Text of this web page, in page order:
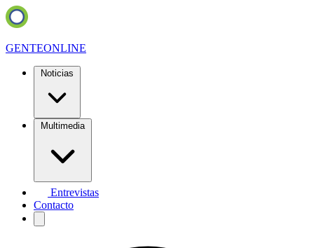
GENTEONLINE
Noticias
Multimedia
Entrevistas
Contacto